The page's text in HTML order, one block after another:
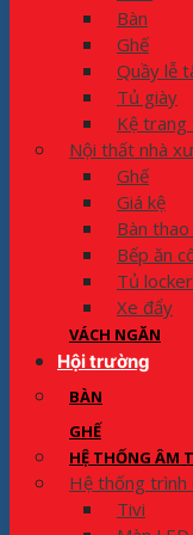
Bàn
Ghế
Quầy lễ
Tủ giày
Kệ trang
Nội thất nhà
Ghế
Giá kệ
Bàn
Bếp ăn
Tủ locker
Xe đẩy
VÁCH NGĂN
Hội trường
BÀN
GHẾ
HỆ THỐNG ÂM
Hệ thống trình
Tivi